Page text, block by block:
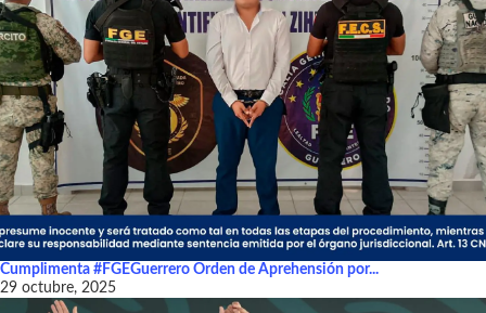
Cumplimenta #FGEGuerrero Orden de Aprehensión por...
29 octubre, 2025